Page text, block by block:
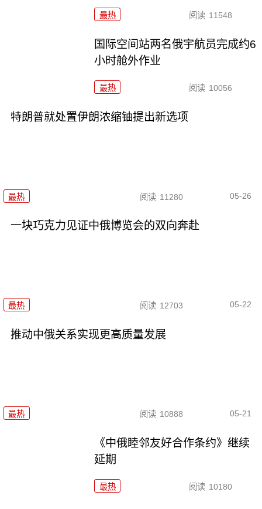
最热 阅读 11548
国际空间站两名俄宇航员完成约6
小时舱外作业
最热 阅读 10056
特朗普就处置伊朗浓缩铀提出新选项
最热 阅读 11280 05-26
一块巧克力见证中俄博览会的双向奔赴
最热 阅读 12703 05-22
推动中俄关系实现更高质量发展
最热 阅读 10888 05-21
《中俄睦邻友好合作条约》继续
延期
最热 阅读 10180